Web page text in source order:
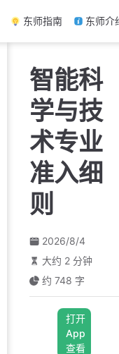
东师指南 东师介
智能科
学与技
术专业
准入细
则
2026/8/4
大约 2 分钟
约 748 字
打开
App
查看